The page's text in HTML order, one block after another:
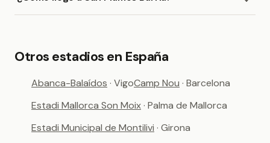
Otros estadios en España
Abanca-Balaídos · VigoCamp Nou · Barcelona
Estadi Mallorca Son Moix· Palma de Mallorca
Estadi Municipal de Montilivi · Girona